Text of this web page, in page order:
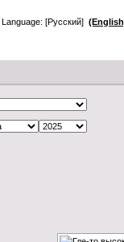
Language: [Русский]